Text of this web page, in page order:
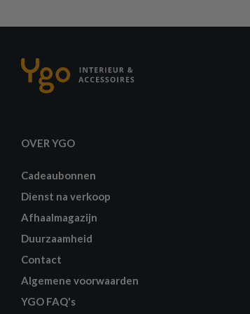
OVER YGO
Cadeaubonnen
Dienst na verkoop
Afhaalmagazijn
Duurzaamheid
Contact
Algemene voorwaarden
YGO FAQ's